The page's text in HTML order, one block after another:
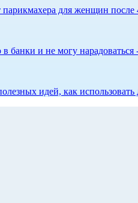
парикмахера для женщин после
банки и не могу
идей, как использовать